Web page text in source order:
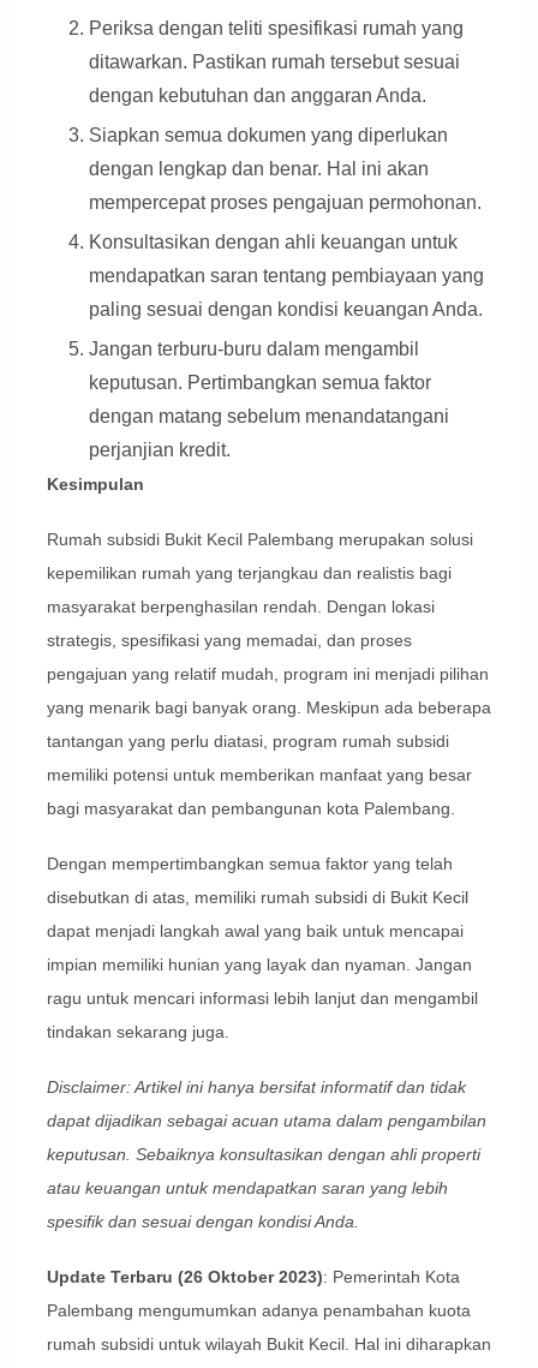
Periksa dengan teliti spesifikasi rumah yang
ditawarkan. Pastikan rumah tersebut sesuai
dengan kebutuhan dan anggaran Anda.
Siapkan semua dokumen yang diperlukan
dengan lengkap dan benar. Hal ini akan
mempercepat proses pengajuan permohonan.
Konsultasikan dengan ahli keuangan untuk
mendapatkan saran tentang pembiayaan yang
paling sesuai dengan kondisi keuangan Anda.
Jangan terburu-buru dalam mengambil
keputusan. Pertimbangkan semua faktor
dengan matang sebelum menandatangani
perjanjian kredit.
Kesimpulan
Rumah subsidi Bukit Kecil Palembang merupakan solusi
kepemilikan rumah yang terjangkau dan realistis bagi
masyarakat berpenghasilan rendah. Dengan lokasi
strategis, spesifikasi yang memadai, dan proses
pengajuan yang relatif mudah, program ini menjadi pilihan
yang menarik bagi banyak orang. Meskipun ada beberapa
tantangan yang perlu diatasi, program rumah subsidi
memiliki potensi untuk memberikan manfaat yang besar
bagi masyarakat dan pembangunan kota Palembang.
Dengan mempertimbangkan semua faktor yang telah
disebutkan di atas, memiliki rumah subsidi di Bukit Kecil
dapat menjadi langkah awal yang baik untuk mencapai
impian memiliki hunian yang layak dan nyaman. Jangan
ragu untuk mencari informasi lebih lanjut dan mengambil
tindakan sekarang juga.
Disclaimer: Artikel ini hanya bersifat informatif dan tidak
dapat dijadikan sebagai acuan utama dalam pengambilan
keputusan. Sebaiknya konsultasikan dengan ahli properti
atau keuangan untuk mendapatkan saran yang lebih
spesifik dan sesuai dengan kondisi Anda.
Update Terbaru (26 Oktober 2023): Pemerintah Kota
Palembang mengumumkan adanya penambahan kuota
rumah subsidi untuk wilayah Bukit Kecil. Hal ini diharapkan